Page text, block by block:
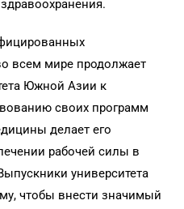
всем мире продолжает
Южной Азии к
своих программ
делает его
рабочей силы в
университета
чтобы внести значимый